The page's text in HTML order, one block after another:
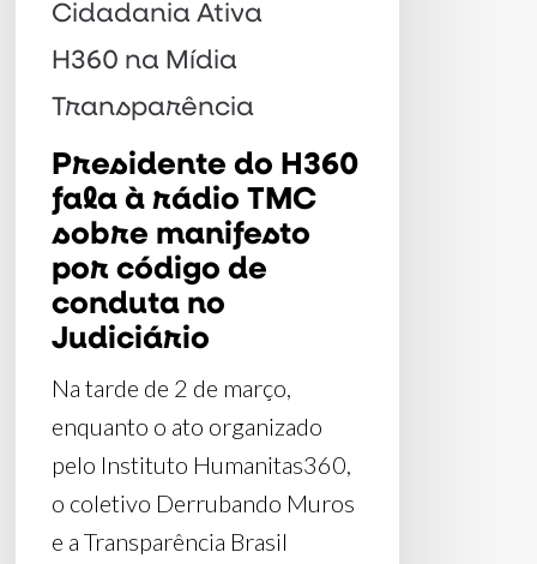
manifesto
código
conduta
Judiciário
Cidadania Ativa
H360 na Mídia
Transparência
Presidente do H360
fala à rádio TMC
sobre manifesto
por código de
conduta no
Judiciário
Na tarde de 2 de março,
enquanto o ato organizado
pelo Instituto Humanitas360,
o coletivo Derrubando Muros
e a Transparência Brasil